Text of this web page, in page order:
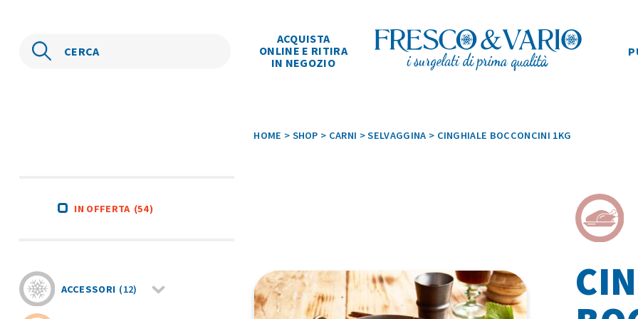
ACQUISTA
ONLINE E RITIRA
IN NEGOZIO
HOME > SHOP > CARNI >SELVAGGINA > CINGHIALE BOCCONCINI 1KG
IN OFFERTA (54)
ACCESSORI (12)